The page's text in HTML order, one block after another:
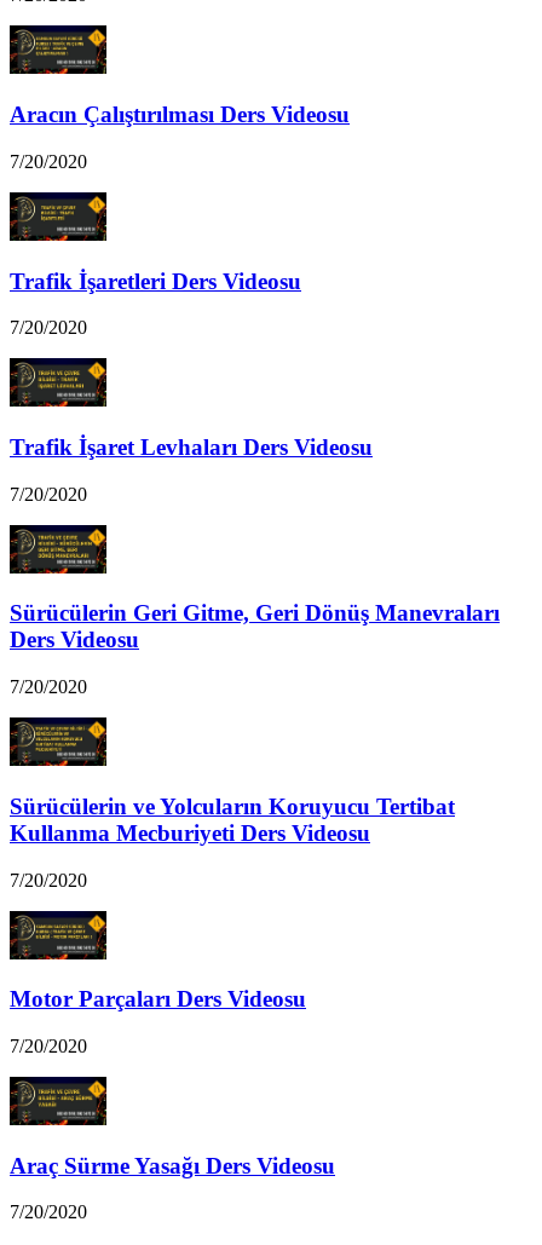
Aracın Çalıştırılması Ders Videosu
7/20/2020
Trafik İşaretleri Ders Videosu
7/20/2020
Trafik İşaret Levhaları Ders Videosu
7/20/2020
Sürücülerin Geri Gitme, Geri Dönüş Manevraları
Ders Videosu
7/20/2020
Sürücülerin ve Yolcuların Koruyucu Tertibat
Kullanma Mecburiyeti Ders Videosu
7/20/2020
Motor Parçaları Ders Videosu
7/20/2020
Araç Sürme Yasağı Ders Videosu
7/20/2020